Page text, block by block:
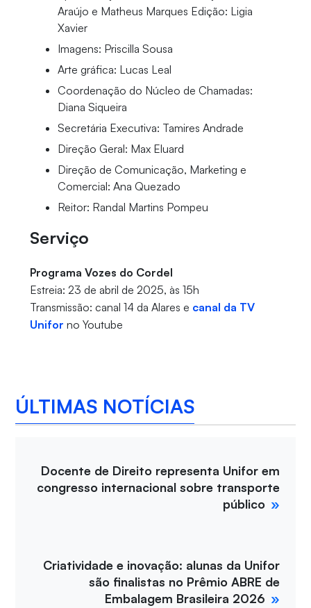
Araújo e Matheus Marques Edição: Ligia
Xavier
Imagens: Priscilla Sousa
Arte gráfica: Lucas Leal
Coordenação do Núcleo de Chamadas:
Diana Siqueira
Secretária Executiva: Tamires Andrade
Direção Geral: Max Eluard
Direção de Comunicação, Marketing e
Comercial: Ana Quezado
Reitor: Randal Martins Pompeu
Serviço
Programa Vozes do Cordel
Estreia: 23 de abril de 2025, às 15h
Transmissão: canal 14 da Alares e canal da TV
Unifor no Youtube
ÚLTIMAS NOTÍCIAS
Docente de Direito representa Unifor em
congresso internacional sobre transporte
público
Criatividade e inovação: alunas da Unifor
são finalistas no Prêmio ABRE de
Embalagem Brasileira 2026